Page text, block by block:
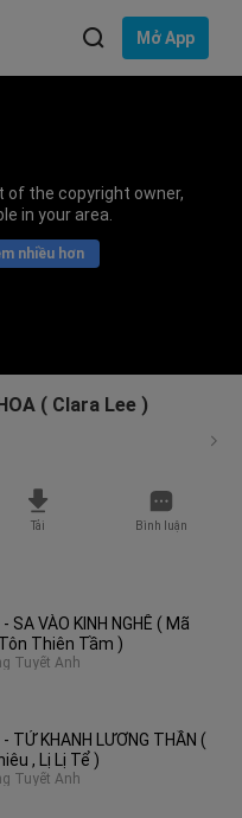
Mở App
of the copyright owner,
in your area.
nhiều hơn
( Clara Lee )
Tải Bình luận
SA VÀO KINH NGHÊ ( Mã
Thiên Tầm )
Tuyết Anh
TỨ KHANH LƯƠNG THẦN (
, Lị Lị Tể )
Tuyết Anh